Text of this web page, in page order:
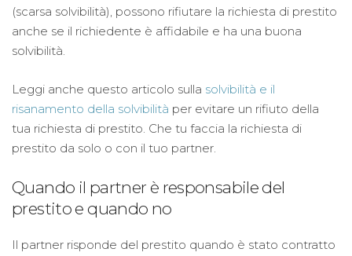
(scarsa solvibilità), possono rifiutare la richiesta di prestito
anche se il richiedente è affidabile e ha una buona
solvibilità.
Leggi anche questo articolo sulla solvibilità e il
risanamento della solvibilità per evitare un rifiuto della
tua richiesta di prestito. Che tu faccia la richiesta di
prestito da solo o con il tuo partner.
Quando il partner è responsabile del
prestito e quando no
Il partner risponde del prestito quando è stato contratto